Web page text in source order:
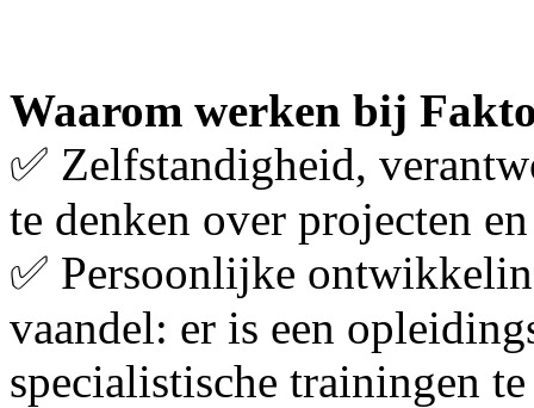
Waarom werken bij
✅ Zelfstandigheid,
te denken over projecten
✅ Persoonlijke
vaandel: er is een
specialistische trainingen